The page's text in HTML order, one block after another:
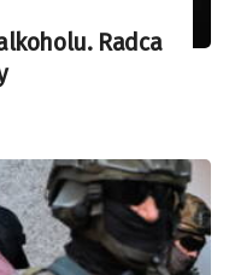
Radca